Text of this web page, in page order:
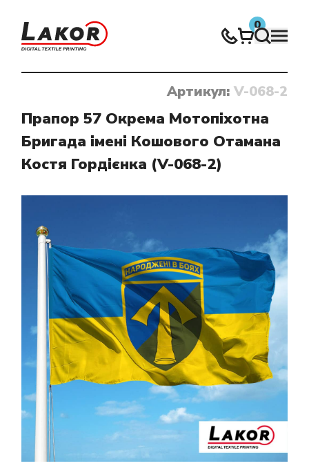
0
Нічого не знайдено
Артикул: V-068-2
Прапор 57 Окрема Мотопіхотна
Бригада імені Кошового Отамана
Костя Гордієнка (V-068-2)